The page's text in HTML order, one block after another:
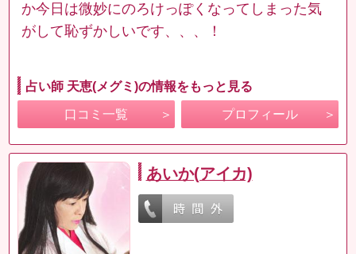
か今日は微妙にのろけっぽくなってしまった気
がして恥ずかしいです、、、！
占い師 天恵(メグミ)の情報をもっと見る
口コミ一覧 プロフィール
あいか(アイカ)